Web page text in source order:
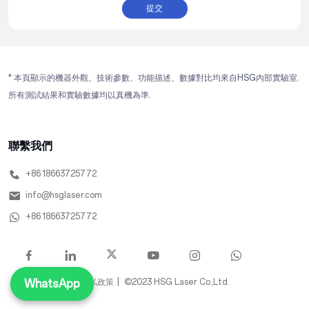
提交
* 本頁顯示的機器外觀、技術參數、功能描述、數據對比均來自HSG內部實驗室.
所有測試結果和實驗數據均以真機為準.
聯繫我們
+86 18663725772
info@hsglaser.com
+86 18663725772
隱私政策 | ©2023 HSG Laser Co.,Ltd.
WhatsApp